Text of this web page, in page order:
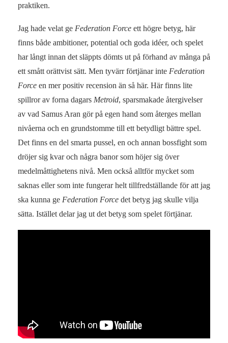
praktiken.
Jag hade velat ge Federation Force ett högre betyg, här
finns både ambitioner, potential och goda idéer, och spelet
har långt innan det släppts dömts ut på förhand av många på
ett smått orättvist sätt. Men tyvärr förtjänar inte Federation
Force en mer positiv recension än så här. Här finns lite
spillror av forna dagars Metroid, sparsmakade återgivelser
av vad Samus Aran gör på egen hand som återges mellan
nivåerna och en grundstomme till ett betydligt bättre spel.
Det finns en del smarta pussel, en och annan bossfight som
dröjer sig kvar och några banor som höjer sig över
medelmåttighetens nivå. Men också alltför mycket som
saknas eller som inte fungerar helt tillfredställande för att jag
ska kunna ge Federation Force det betyg jag skulle vilja
sätta. Istället delar jag ut det betyg som spelet förtjänar.